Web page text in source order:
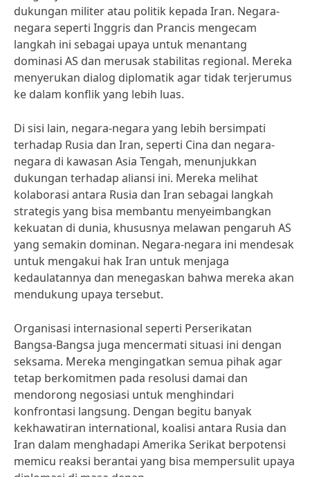
dukungan militer atau politik kepada Iran. Negara-
negara seperti Inggris dan Prancis mengecam
langkah ini sebagai upaya untuk menantang
dominasi AS dan merusak stabilitas regional. Mereka
menyerukan dialog diplomatik agar tidak terjerumus
ke dalam konflik yang lebih luas.
Di sisi lain, negara-negara yang lebih bersimpati
terhadap Rusia dan Iran, seperti Cina dan negara-
negara di kawasan Asia Tengah, menunjukkan
dukungan terhadap aliansi ini. Mereka melihat
kolaborasi antara Rusia dan Iran sebagai langkah
strategis yang bisa membantu menyeimbangkan
kekuatan di dunia, khususnya melawan pengaruh AS
yang semakin dominan. Negara-negara ini mendesak
untuk mengakui hak Iran untuk menjaga
kedaulatannya dan menegaskan bahwa mereka akan
mendukung upaya tersebut.
Organisasi internasional seperti Perserikatan
Bangsa-Bangsa juga mencermati situasi ini dengan
seksama. Mereka mengingatkan semua pihak agar
tetap berkomitmen pada resolusi damai dan
mendorong negosiasi untuk menghindari
konfrontasi langsung. Dengan begitu banyak
kekhawatiran international, koalisi antara Rusia dan
Iran dalam menghadapi Amerika Serikat berpotensi
memicu reaksi berantai yang bisa mempersulit upaya